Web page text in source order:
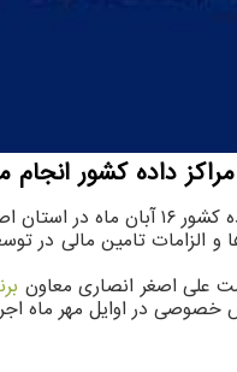
داده کشور
می شود.
تامین مالی در
علی اصغر انصاری معاون
در اوایل مهر ماه